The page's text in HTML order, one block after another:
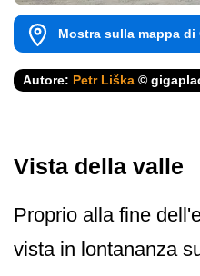
Mostra sulla mappa di
Autore: Petr Liška ©
Vista della valle
Proprio alla fine
vista in lontananza